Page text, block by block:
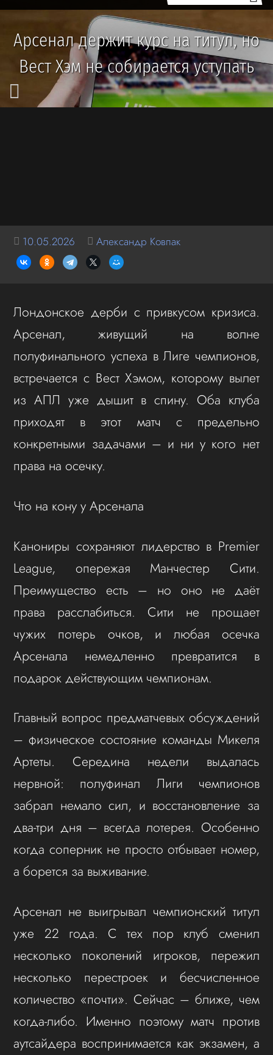
Арсенал держит курс на титул, но
Вест Хэм не собирается уступать
10.05.2026 Александр Ковпак
Лондонское дерби с привкусом кризиса.
Арсенал, живущий на волне
полуфинального успеха в Лиге чемпионов,
встречается с Вест Хэмом, которому вылет
из АПЛ уже дышит в спину. Оба клуба
приходят в этот матч с предельно
конкретными задачами – и ни у кого нет
права на осечку.
Что на кону у Арсенала
Канониры сохраняют лидерство в Premier
League, опережая Манчестер Сити.
Преимущество есть – но оно не даёт
права расслабиться. Сити не прощает
чужих потерь очков, и любая осечка
Арсенала немедленно превратится в
подарок действующим чемпионам.
Главный вопрос предматчевых обсуждений
– физическое состояние команды Микеля
Артеты. Середина недели выдалась
нервной: полуфинал Лиги чемпионов
забрал немало сил, и восстановление за
два-три дня – всегда лотерея. Особенно
когда соперник не просто отбывает номер,
а борется за выживание.
Арсенал не выигрывал чемпионский титул
уже 22 года. С тех пор клуб сменил
несколько поколений игроков, пережил
несколько перестроек и бесчисленное
количество «почти». Сейчас – ближе, чем
когда-либо. Именно поэтому матч против
аутсайдера воспринимается как экзамен, а